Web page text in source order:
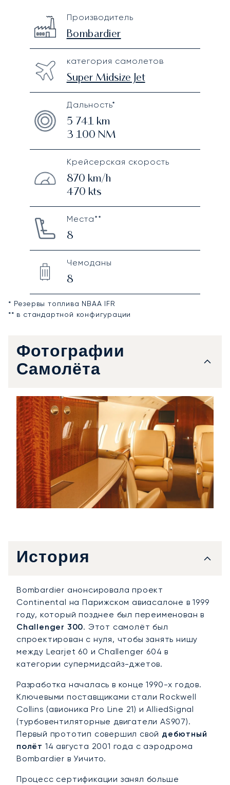
Technical specifications
Производитель
Bombardier
категория самолетов
Super Midsize Jet
Дальность*
5 741km
3 100 NM
Крейсерская скорость
870 km/h
470 kts
Места**
8
Чемоданы
8
* Резервы топлива NBAA IFR
** в стандартной конфигурации
Фотографии
Самолёта
История
Bombardier анонсировала проект
Continental на Парижском авиасалоне в 1999
году, который позднее был переименован в
Challenger 300. Этот самолёт был
спроектирован с нуля, чтобы занять нишу
между Learjet 60 и Challenger 604 в
категории супермидсайз-джетов.
Разработка началась в конце 1990-х годов.
Ключевыми поставщиками стали Rockwell
Collins (авионика Pro Line 21) и AlliedSignal
(турбовентиляторные двигатели AS907).
Первый прототип совершил свой дебютный
полёт 14 августа 2001 года с аэродрома
Bombardier в Уичито.
Процесс сертификации занял больше